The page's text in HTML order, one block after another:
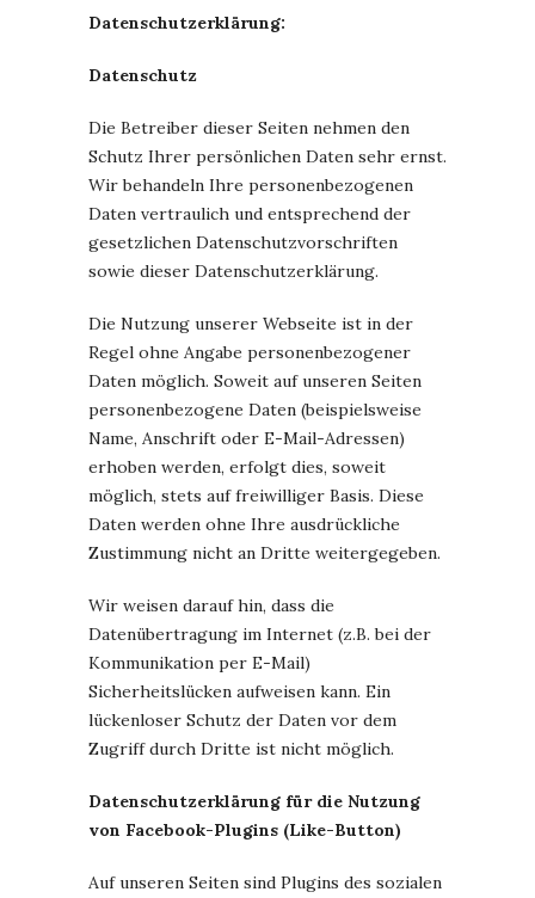
Datenschutzerklärung:
Datenschutz
Die Betreiber dieser Seiten nehmen den
Schutz Ihrer persönlichen Daten sehr ernst.
Wir behandeln Ihre personenbezogenen
Daten vertraulich und entsprechend der
gesetzlichen Datenschutzvorschriften
sowie dieser Datenschutzerklärung.
Die Nutzung unserer Webseite ist in der
Regel ohne Angabe personenbezogener
Daten möglich. Soweit auf unseren Seiten
personenbezogene Daten (beispielsweise
Name, Anschrift oder E-Mail-Adressen)
erhoben werden, erfolgt dies, soweit
möglich, stets auf freiwilliger Basis. Diese
Daten werden ohne Ihre ausdrückliche
Zustimmung nicht an Dritte weitergegeben.
Wir weisen darauf hin, dass die
Datenübertragung im Internet (z.B. bei der
Kommunikation per E-Mail)
Sicherheitslücken aufweisen kann. Ein
lückenloser Schutz der Daten vor dem
Zugriff durch Dritte ist nicht möglich.
Datenschutzerklärung für die Nutzung
von Facebook-Plugins (Like-Button)
Auf unseren Seiten sind Plugins des sozialen